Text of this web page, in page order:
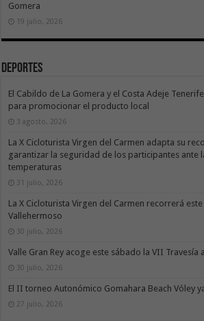
Gomera
19 julio, 2026
Deportes
El Cabildo de La Gomera y el Costa Adeje
para promocionar el producto local
3 agosto, 2026
La X Cicloturista Virgen del Carmen adapta su
garantizar la seguridad de los participantes ante
temperaturas
31 julio, 2026
La X Cicloturista Virgen del Carmen recorrerá
Vallehermoso
30 julio, 2026
Valle Gran Rey acoge este sábado la VII Travesía
30 julio, 2026
El II torneo Autonómico Gomahara Beach Vóley
27 julio, 2026